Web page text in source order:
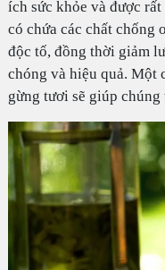
ích sức khỏe và được
có chứa các chất chống
độc tố, đồng thời giảm
chóng và hiệu quả. Một
gừng tươi sẽ giúp